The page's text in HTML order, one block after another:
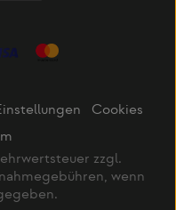
Cookies
zzgl.
wenn